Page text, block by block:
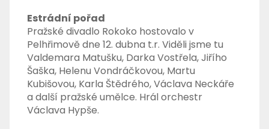
Estrádní pořad
Pražské divadlo Rokoko hostovalo v
Pelhřimově dne 12. dubna t.r. Viděli jsme tu
Valdemara Matušku, Darka Vostřela, Jiřího
Šaška, Helenu Vondráčkovou, Martu
Kubišovou, Karla Štědrého, Václava Neckáře
a další pražské umělce. Hrál orchestr
Václava Hypše.